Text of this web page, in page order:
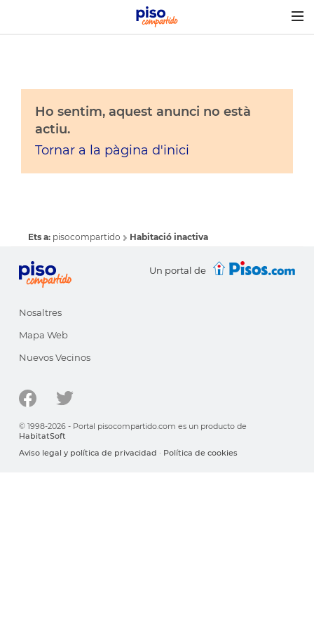
Ho sentim, aquest anunci no està
actiu.
Tornar a la pàgina d'inici
Ets a: pisocompartido Habitació inactiva
Un portal de
Nosaltres
Mapa Web
Nuevos Vecinos
© 1998-2026 - Portal pisocompartido.com es un producto de
HabitatSoft
Aviso legal y política de privacidad · Política de cookies